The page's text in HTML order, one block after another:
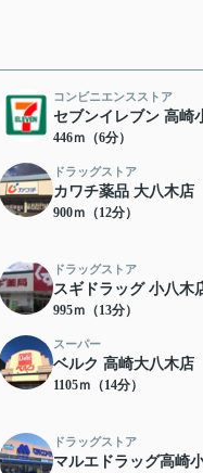
コンビニエンスストア
セブンイレブン 高崎
446ｍ（6分）
ドラッグストア
カワチ薬品 大八木店
900ｍ（12分）
ドラッグストア
スギドラッグ 小八木
995ｍ（13分）
スーパー
ベルク 高崎大八木店
1105ｍ（14分）
ドラッグストア
マルエドラッグ高崎